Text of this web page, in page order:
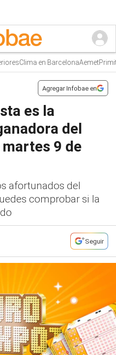
Clima en BarcelonaAemet
Agregar Infobae en
es la
del
9 de
afortunados del
comprobar si la
Seguir